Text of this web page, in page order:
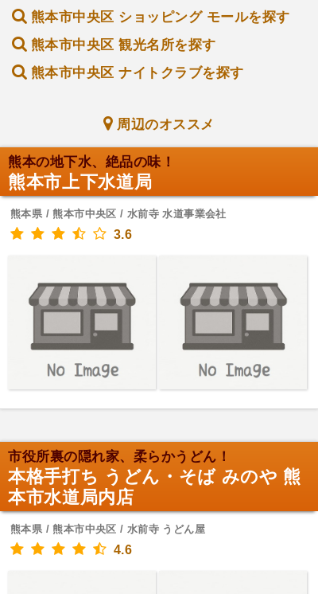
熊本市中央区 ショッピング モールを探す
熊本市中央区 観光名所を探す
熊本市中央区 ナイトクラブを探す
周辺のオススメ
熊本の地下水、絶品の味！
熊本市上下水道局
熊本県 / 熊本市中央区 / 水前寺 水道事業会社
3.6
市役所裏の隠れ家、柔らかうどん！
本格手打ち うどん・そば みのや 熊
本市水道局内店
熊本県 / 熊本市中央区 / 水前寺 うどん屋
4.6